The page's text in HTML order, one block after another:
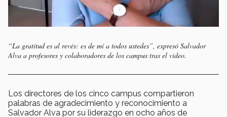
“La gratitud es al revés: es de mí a todos ustedes”, expresó Salvador
Alva a profesores y colaboradores de los campus tras el video.
Los directores de los cinco campus compartieron
palabras de agradecimiento y reconocimiento a
Salvador Alva por su liderazgo en ocho años de